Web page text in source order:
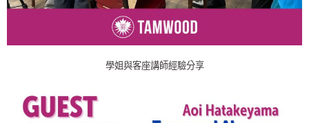
學姐與客座講師經驗分享